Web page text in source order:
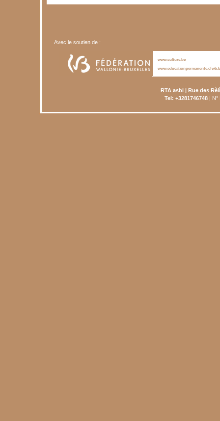
Avec le soutien de :
www.culture.be
RTA asbl | Rue des
Tel: +3281746748| N°